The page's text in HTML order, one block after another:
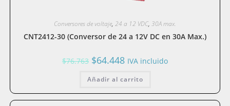
Conversores de voltaje, 24 a 12 VDC, 30A max.
CNT2412-30 (Conversor de 24 a 12V DC en 30A Max.)
$76.763 El
precio
era:
$64.448 El
precio
es:
IVA incluido
Añadir al carrito